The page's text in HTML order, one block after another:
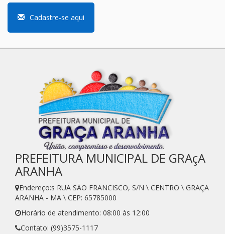
Cadastre-se aqui
PREFEITURA MUNICIPAL DE GRAçA
ARANHA
Endereço:s RUA SÃO FRANCISCO, S/N \ CENTRO \ GRAÇA
ARANHA - MA \ CEP: 65785000
Horário de atendimento: 08:00 às 12:00
Contato: (99)3575-1117